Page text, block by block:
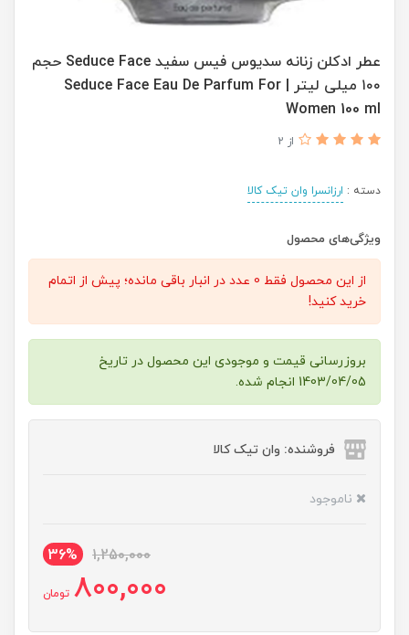
عطر ادکلن زنانه سدیوس فیس سفید Seduce Face حجم
۱۰۰ میلی لیتر | Seduce Face Eau De Parfum For
Women 100 ml
از 2
دسته : ارزانسرا وان تیک کالا
ویژگی‌های محصول
از این محصول فقط 0 عدد در انبار باقی مانده؛ پیش از اتمام
خرید کنید!
بروزرسانی قیمت و موجودی این محصول در تاریخ
1403/04/05 انجام شده.
فروشنده: وان تیک کالا
ناموجود
1,250,000
36%
800,000 تومان